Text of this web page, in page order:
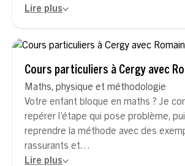
Lire plus
Cours particuliers à Cergy avec
Maths, physique et méthodologie
Votre enfant bloque en maths ? Je
repérer l’étape qui pose problème,
reprendre la méthode avec des
rassurants et…
Lire plus